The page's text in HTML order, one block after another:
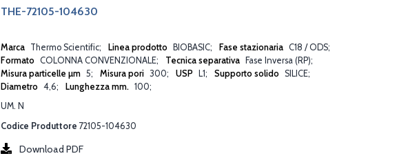
THE-72105-104630
Marca Thermo Scientific Linea prodotto BIOBASIC Fase stazionaria C18 / ODS
Formato COLONNA CONVENZIONALE Tecnica separativa
Fase Inversa (RP)
Misura particelle µm 5 Misura pori 300 USP L1 Supporto solido SILICE
Diametro 4,6 Lunghezza mm. 100
UM. N
Download PDF
Codice Produttore 72105-104630